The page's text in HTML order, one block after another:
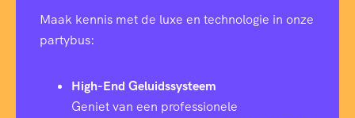
Maak kennis met de luxe en technologie in onze
partybus:
High-End Geluidssysteem
Geniet van een professionele